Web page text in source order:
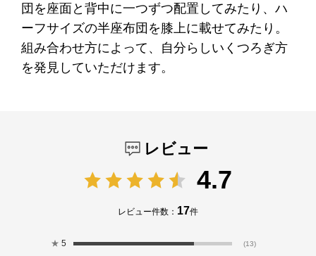
団を座面と背中に一つずつ配置してみたり、ハ
ーフサイズの半座布団を膝上に載せてみたり。
組み合わせ方によって、自分らしいくつろぎ方
を発見していただけます。
レビュー
4.7
レビュー件数： 17件
★ 5 (13)